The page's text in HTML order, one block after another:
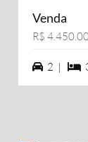
Venda
R$
2 vagas
2 | 3